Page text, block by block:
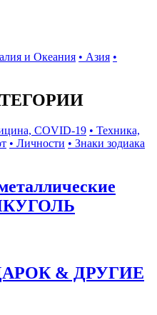
и Океания • Азия •
COVID-19 • Техника,
• Личности • Знаки зодиака
& ДРУГИЕ